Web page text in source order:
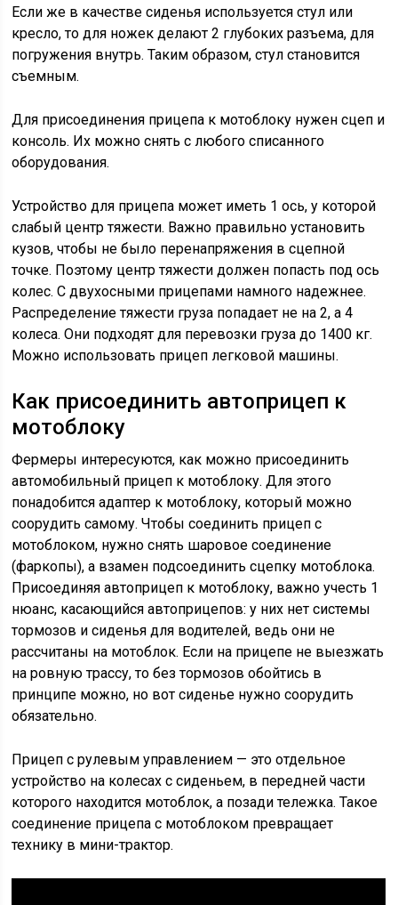
Если же в качестве сиденья используется стул или
кресло, то для ножек делают 2 глубоких разъема, для
погружения внутрь. Таким образом, стул становится
съемным.
Для присоединения прицепа к мотоблоку нужен сцеп и
консоль. Их можно снять с любого списанного
оборудования.
Устройство для прицепа может иметь 1 ось, у которой
слабый центр тяжести. Важно правильно установить
кузов, чтобы не было перенапряжения в сцепной
точке. Поэтому центр тяжести должен попасть под ось
колес. С двухосными прицепами намного надежнее.
Распределение тяжести груза попадает не на 2, а 4
колеса. Они подходят для перевозки груза до 1400 кг.
Можно использовать прицеп легковой машины.
Как присоединить автоприцеп к
мотоблоку
Фермеры интересуются, как можно присоединить
автомобильный прицеп к мотоблоку. Для этого
понадобится адаптер к мотоблоку, который можно
соорудить самому. Чтобы соединить прицеп с
мотоблоком, нужно снять шаровое соединение
(фаркопы), а взамен подсоединить сцепку мотоблока.
Присоединяя автоприцеп к мотоблоку, важно учесть 1
нюанс, касающийся автоприцепов: у них нет системы
тормозов и сиденья для водителей, ведь они не
рассчитаны на мотоблок. Если на прицепе не выезжать
на ровную трассу, то без тормозов обойтись в
принципе можно, но вот сиденье нужно соорудить
обязательно.
Прицеп с рулевым управлением — это отдельное
устройство на колесах с сиденьем, в передней части
которого находится мотоблок, а позади тележка. Такое
соединение прицепа с мотоблоком превращает
технику в мини-трактор.